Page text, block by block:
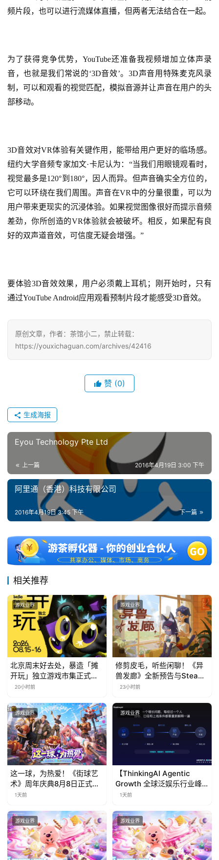
手
单
机
游
戏
游
戏
2
0
2
第
金
茶
0
游
茶
对
会
海
站
中
文
中
国
)
频片段，也可以进行流媒体直播，但两者无法结合在一起。
为了获得竞争优势，YouTube还准备我视频增加立体声录
音，也就是我们常说的‘3D音效’。3D声音用特殊麦克风录
制，可以和观看的视觉匹配，模拟音源并让声音在用户的头
部移动。
3D音效对VR体验有关键作用，能带给用户更好的临场感。
纽约大学音频专家加文·卡尼认为：“当我们用眼镜观看时，
视觉最多是120°到180°，因人而异。但声音确实全方位的，
它可以环绕在我们周围。声音在VR中的分量很重，可以为
用户带来更现实的沉浸体验。如果视觉图像很好而提示音频
差劲，你所创造的VR体验就会被破坏。相反，如果配有良
好的双声道音效，可信度无疑会增强。”
要体验3D音效效果，用户必须戴上耳机；刚开始时，只有
通过YouTube Android应用观看预制片段才能感受3D音效。
原创文章，作者：茶馆小二，禁止转载：
https://youxichaguan.com/archives/42416
赞 (0)
生成海报
Eyou Technology Pte Ltd
上一篇 2016年4月19日 3:00 下午
阿里通（香港）科技有限公司
下一篇
2016年4月19日 3:45 下午
相关推荐
游戏业界
北京周末好去处，暴造「摊
开玩」独立游戏市集正式开
票！
20小时前
游戏业界
修剪皮毛，听些闲聊！《异
兽发廊》全新预告与Steam
免费试玩公开
23小时前
游戏业界
这一球，为热爱！《街球艺
术》周年庆典8月8日正式上
线，多重福利与全新内容同
1天前
游戏业界
【ThinkingAI Agentic
Growth 全球泛娱乐行业峰
会】Agent 时代，人到底负
1天前
游戏业界 游戏业界